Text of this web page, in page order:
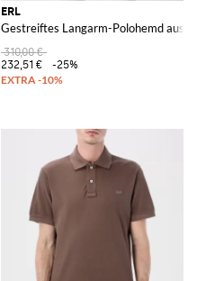
ERL
Gestreiftes Langarm-Polohemd aus
310,00 €
232,51 €
-25%